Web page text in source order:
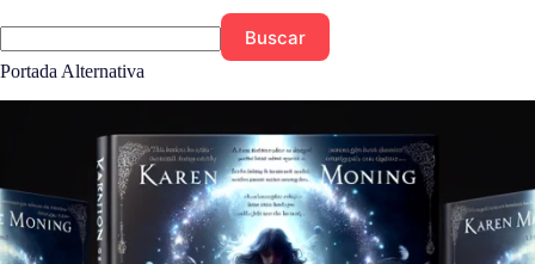
Buscar
Portada Alternativa